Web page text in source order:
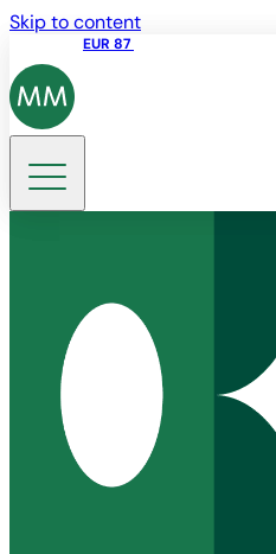
Skip to content
EUR 87